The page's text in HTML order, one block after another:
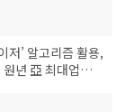
저’ 알고리즘 활용,
년 亞 최대업체될